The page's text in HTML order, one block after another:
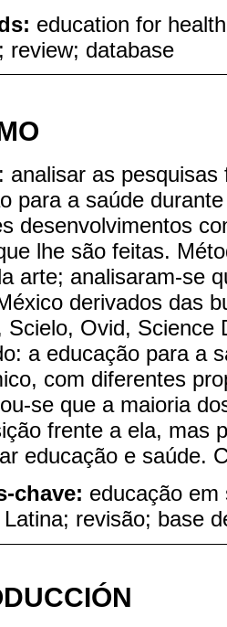
education for
review; database
analisar as
para a saúde
desenvolvimentos
lhe são feitas.
arte; analisaram-se
derivados das
Scielo, Ovid, Science
a educação para a
com diferentes
se que a maioria
frente a ela, mas
educação e saúde.
chave: educação
revisão; base